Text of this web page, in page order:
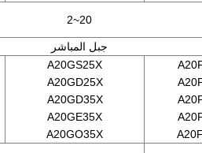
2~20
جبل المباشر
A20GS25X
A20GD25X
A20GD35X
A20GE35X
A20GO35X